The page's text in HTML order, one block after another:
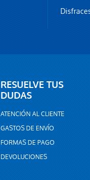
RESUELVE TUS
DUDAS
ATENCIÓN AL CLIENTE
GASTOS DE ENVÍO
FORMAS DE PAGO
DEVOLUCIONES